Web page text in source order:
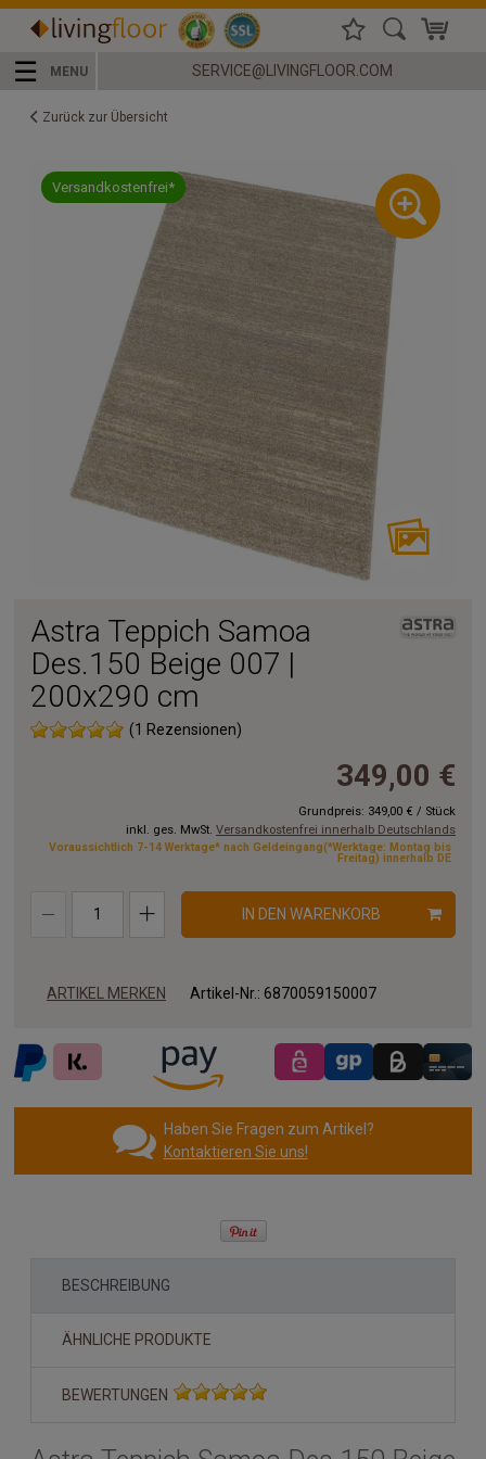
☰ MENU SERVICE@LIVINGFLOOR.COM
Zurück zur Übersicht
Versandkostenfrei*
Astra Teppich Samoa
Des.150 Beige 007 |
200x290 cm
(1 Rezensionen)
349,00 €
Grundpreis: 349,00 € / Stück
inkl. ges. MwSt. Versandkostenfrei innerhalb Deutschlands
Voraussichtlich 7-14 Werktage* nach Geldeingang(*Werktage: Montag bis
Freitag) innerhalb DE
IN DEN WARENKORB
ARTIKEL MERKEN Artikel-Nr.: 6870059150007
Haben Sie Fragen zum Artikel?
Kontaktieren Sie uns!
BESCHREIBUNG
ÄHNLICHE PRODUKTE
BEWERTUNGEN